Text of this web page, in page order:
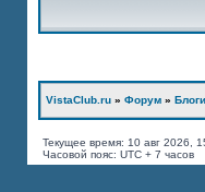
VistaClub.ru » Форум » Блоги
Текущее время: 10 авг 2026,
Часовой пояс: UTC + 7 часов